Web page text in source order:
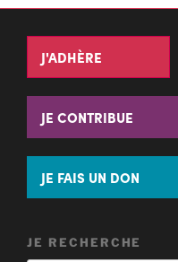
J'ADHÈRE
JE CONTRIBUE
JE FAIS UN DON
JE RECHERCHE